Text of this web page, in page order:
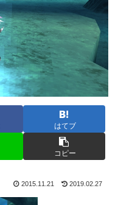
はてブ
コピー
2015.11.21 2019.02.27